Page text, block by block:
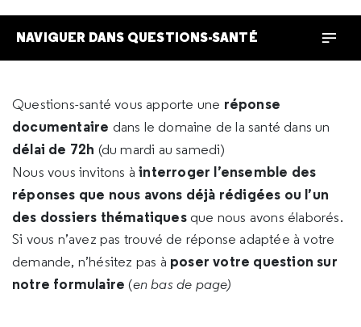
NAVIGUER DANS QUESTIONS-SANTÉ
Questions-santé vous apporte une réponse
documentaire dans le domaine de la santé dans un
délai de 72h (du mardi au samedi)
Nous vous invitons àinterroger l’ensemble des
réponses que nous avons déjà rédigées ou l’un
des dossiers thématiques que nous avons élaborés.
Si vous n’avez pas trouvé de réponse adaptée à votre
demande, n’hésitez pas à poser votre question sur
notre formulaire (en bas de page)